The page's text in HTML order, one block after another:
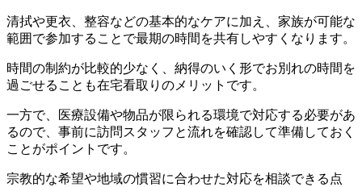
清拭や更衣、整容などの基本的なケアに加え、家族が可能な
範囲で参加することで最期の時間を共有しやすくなります。
時間の制約が比較的少なく、納得のいく形でお別れの時間を
過ごせることも在宅看取りのメリットです。
一方で、医療設備や物品が限られる環境で対応する必要があ
るので、事前に訪問スタッフと流れを確認して準備しておく
ことがポイントです。
宗教的な希望や地域の慣習に合わせた対応を相談できる点